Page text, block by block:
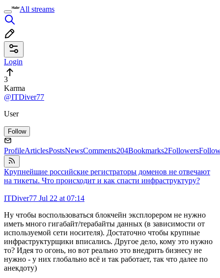
All streams
Login
3
Karma
@ITDiver77
User
Follow
ProfileArticlesPostsNewsComments204Bookmarks2Followers
Крупнейшие российские регистраторы доменов не отвечают
на тикеты. Что происходит и как спасти инфраструктуру?
ITDiver77 Jul 22 at 07:14
Ну чтобы воспользоваться блокчейн эксплорером не нужно
иметь много гигабайт/терабайты данных (в зависимости от
используемой сети носителя). Достаточно чтобы крупные
инфраструктурщики вписались. Другое дело, кому это нужно
то? Идея то огонь, но вот реально это внедрить бизнесу не
нужно - у них глобально всё и так работает, так что далее по
анекдоту)